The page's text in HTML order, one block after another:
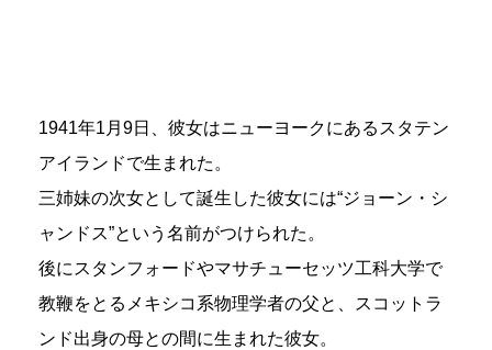
1941年1月9日、彼女はニューヨークにあるスタテン
アイランドで生まれた。
三姉妹の次女として誕生した彼女には“ジョーン・シ
ャンドス”という名前がつけられた。
後にスタンフォードやマサチューセッツ工科大学で
教鞭をとるメキシコ系物理学者の父と、スコットラ
ンド出身の母との間に生まれた彼女。